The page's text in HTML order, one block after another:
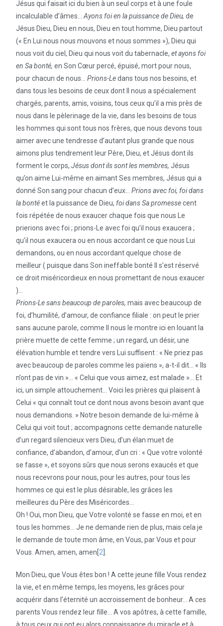
Jésus qui faisait ici du bien à un seul corps et à une foule
incalculable d’âmes…Ayons foi en la puissance de Dieu, de
Jésus Dieu, Dieu en nous, Dieu en tout homme, Dieu partout
(« En Lui nous nous mouvons et nous sommes »), Dieu qui
nous voit du ciel, Dieu qui nous voit du tabernacle,et ayons foi
en Sa bonté, en Son Cœur percé, épuisé, mort pour nous,
pour chacun de nous…Prions-Ledans tous nos besoins, et
dans tous les besoins de ceux dont Il nous a spécialement
chargés, parents, amis, voisins, tous ceux qu’il a mis près de
nous dans le pèlerinage de la vie, dans les besoins de tous
les hommes qui sont tous nos frères, que nous devons tous
aimer avec une tendresse d’autant plus grande que nous
aimons plus tendrement leur Père, Dieu, et Jésus dont ils
forment le corps,Jésus dont ils sont les membres, Jésus
qu’on aime Lui-même en aimant Ses membres, Jésus qui a
donné Son sang pour chacun d’eux…Prions avec foi, foi dans
la bontéet la puissance de Dieu, foi dans Sa promessecent
fois répétée de nous exaucer chaque fois que nous Le
prierions avec foi ; prions-Le avec foi qu’il nous exaucera ;
qu’il nous exaucera ou en nous accordant ce que nous Lui
demandons, ou en nous accordant quelque chose de
meilleur ( puisque dans Son ineffable bonté Il s’est réservé
ce droit miséricordieux en nous promettant de nous exaucer
)…
Prions-Le sans beaucoup de paroles, mais avec beaucoup de
foi, d’humilité, d’amour, de confiance filiale : on peut le prier
sans aucune parole, comme Il nous le montre ici en louant la
prière muette de cette femme ; un regard, un désir, une
élévation humble et tendre vers Lui suffisent : « Ne priez pas
avec beaucoup de paroles comme les païens », a-t-il dit… « Ils
n’ont pas de vin »… « Celui que vous aimez, est malade »… Et
ici, un simple attouchement… Voici les prières qui plaisent à
Celui « qui connaît tout ce dont nous avons besoin avant que
nous demandions. » Notre besoin demande de lui-même à
Celui qui voit tout ; accompagnons cette demande naturelle
d’un regard silencieux vers Dieu, d’un élan muet de
confiance, d’abandon, d’amour, d’un cri : « Que votre volonté
se fasse », et soyons sûrs que nous serons exaucés et que
nous recevrons pour nous, pour les autres, pour tous les
hommes ce qui est le plus désirable, les grâces les
meilleures du Père des Miséricordes…
Oh ! Oui, mon Dieu, que Votre volonté se fasse en moi, et en
tous les hommes… Je ne demande rien de plus, mais cela je
le demande de toute mon âme, en Vous, par Vous et pour
Vous. Amen, amen, amen[2].
Mon Dieu, que Vous êtes bon ! A cette jeune fille Vous rendez
la vie, et en même temps, les moyens, les grâces pour
acquérir dans l’éternité un accroissement de bonheur… A ces
parents Vous rendez leur fille… A vos apôtres, à cette famille,
à tous ceux qui ont eu alors connaissance du miracle et à